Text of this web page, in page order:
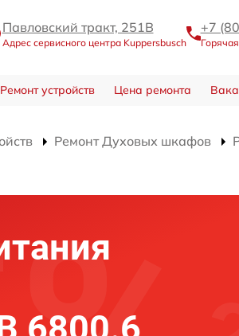
Павловский тракт, 251В
Адрес сервисного центра Kuppersbusch
+7
Ремонт устройств Цена ремонта
Ремонт Духовых шкафов